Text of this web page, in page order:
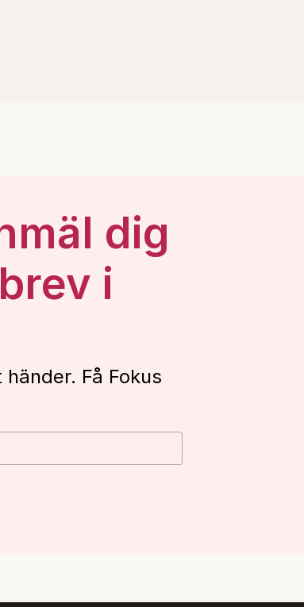
dig
i
Få Fokus